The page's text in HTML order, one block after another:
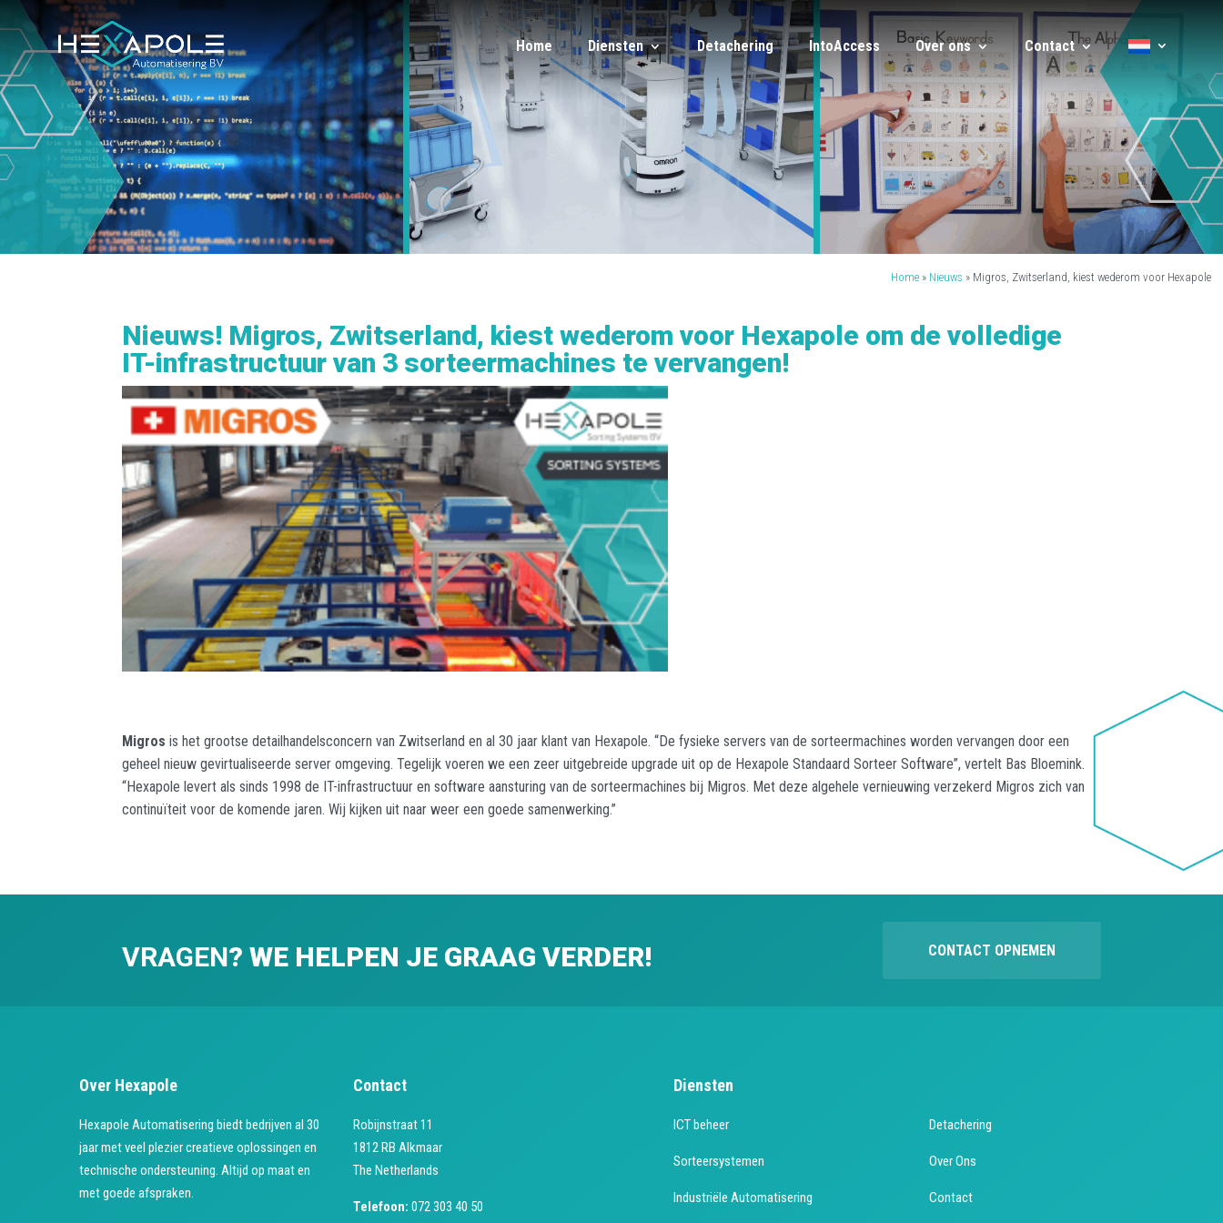
Home Diensten Detachering IntoAccess Over ons Contact
Home» Nieuws » Migros, Zwitserland, kiest wederom voor Hexapole
Nieuws! Migros, Zwitserland, kiest wederom voor Hexapole om de volledige
IT-infrastructuur van 3 sorteermachines te vervangen!
Migros is het grootse detailhandelsconcern van Zwitserland en al 30 jaar klant van Hexapole. “De fysieke servers van de sorteermachines worden vervangen door een
geheel nieuw gevirtualiseerde server omgeving. Tegelijk voeren we een zeer uitgebreide upgrade uit op de Hexapole Standaard Sorteer Software”, vertelt Bas Bloemink.
“Hexapole levert als sinds 1998 de IT-infrastructuur en software aansturing van de sorteermachines bij Migros. Met deze algehele vernieuwing verzekerd Migros zich van
continuïteit voor de komende jaren. Wij kijken uit naar weer een goede samenwerking.”
VRAGEN? WE HELPEN JE GRAAG VERDER! CONTACT OPNEMEN
Over Hexapole
Hexapole Automatisering biedt bedrijven al 30
jaar met veel plezier creatieve oplossingen en
technische ondersteuning. Altijd op maat en
met goede afspraken.
Contact
Robijnstraat 11
1812 RB Alkmaar
The Netherlands
Telefoon: 072 303 40 50
Diensten
ICT beheer
Sorteersystemen
Industriële Automatisering
Detachering
Over Ons
Contact